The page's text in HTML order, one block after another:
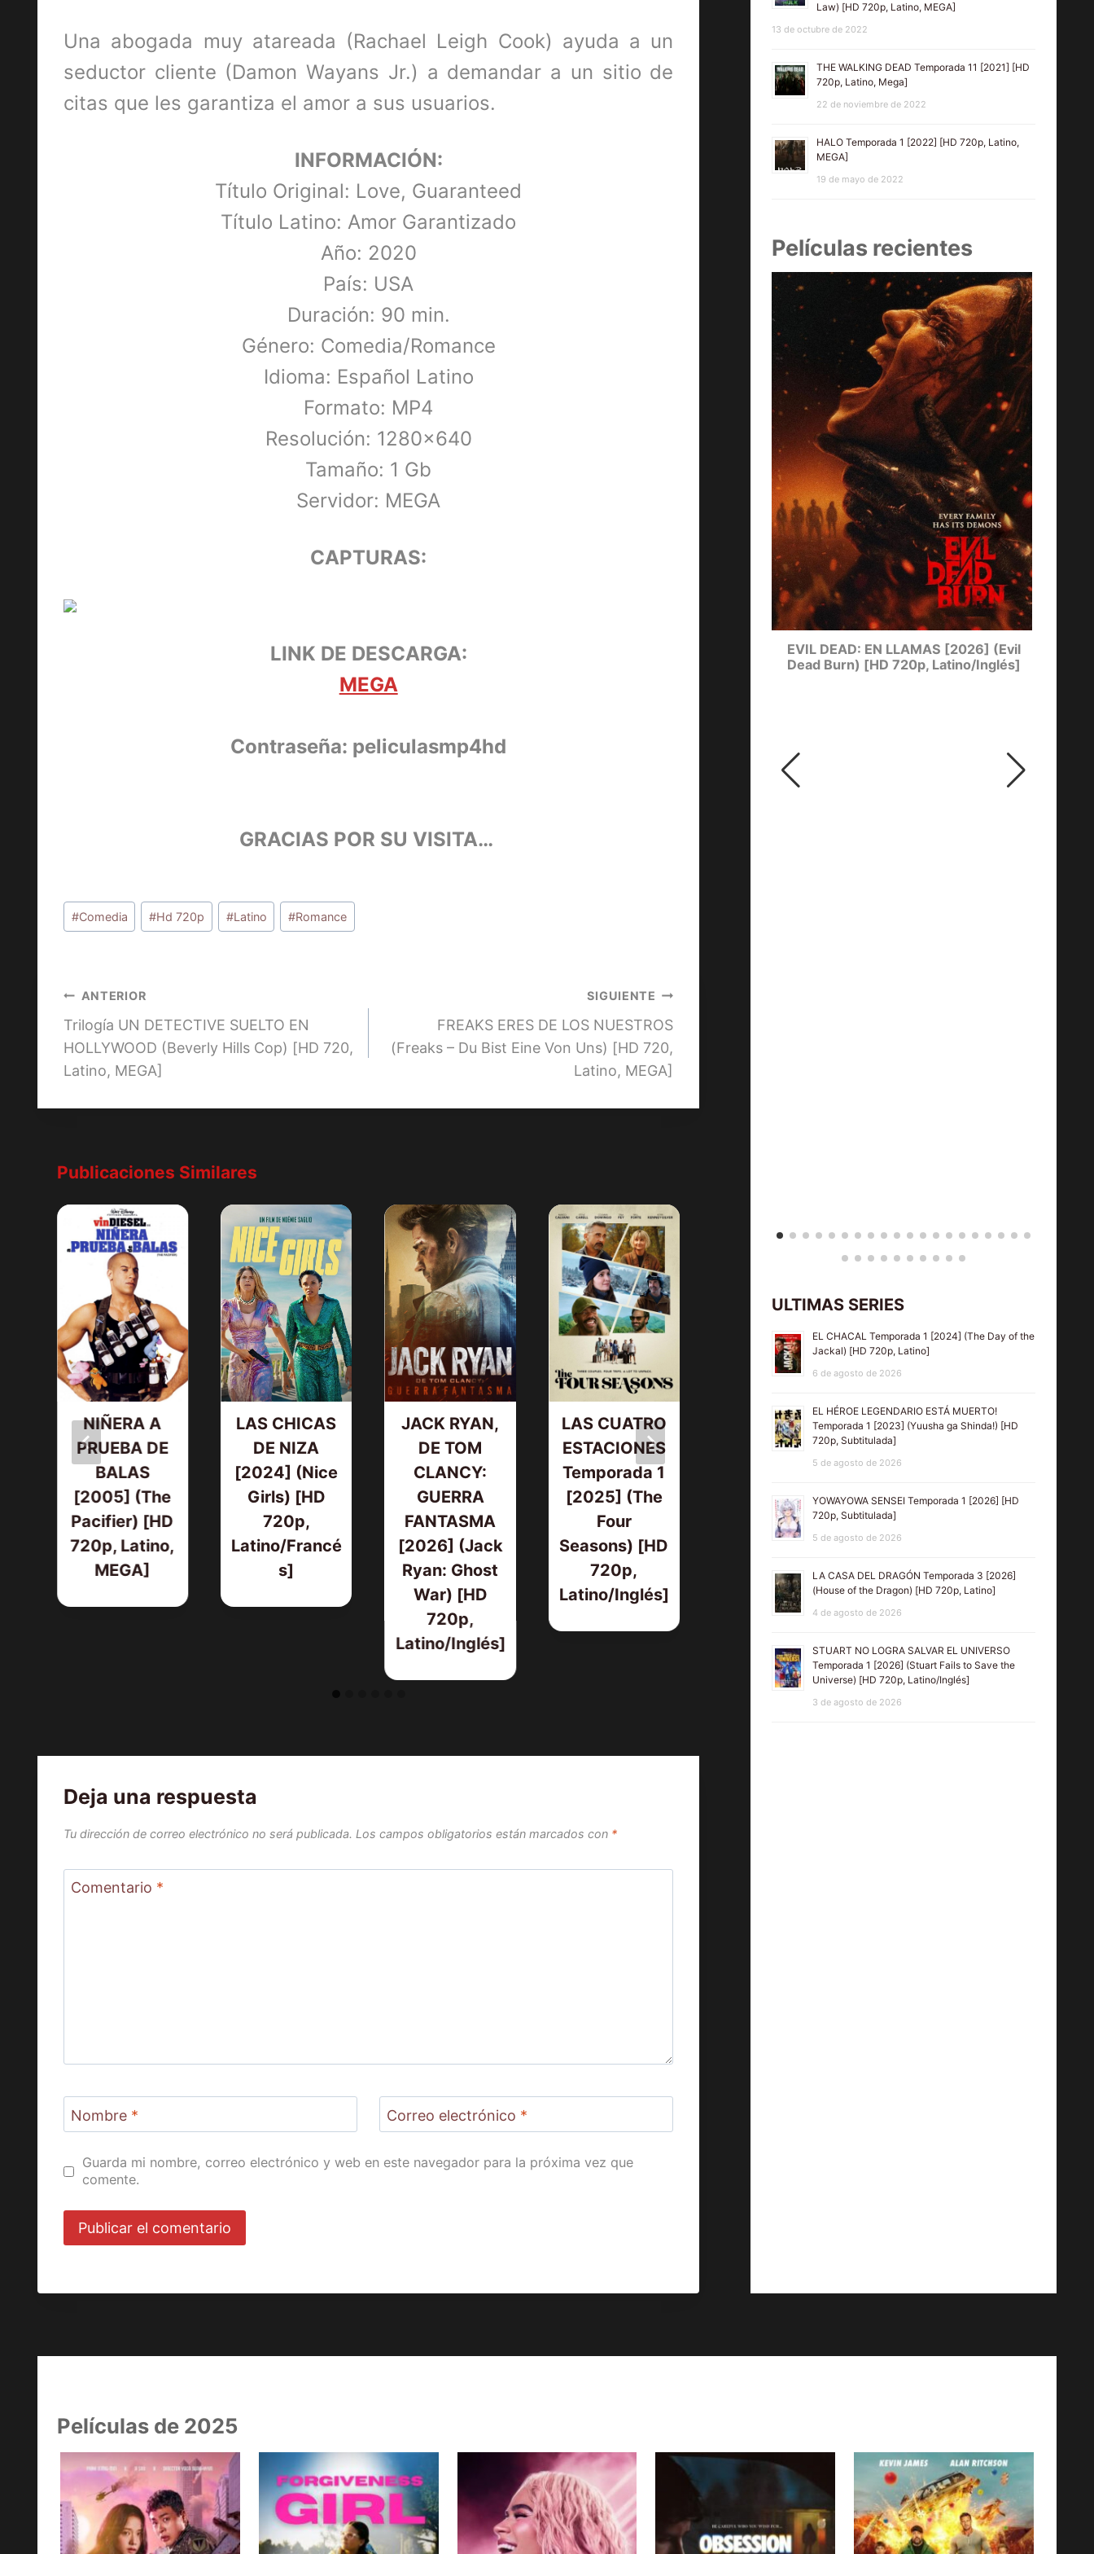
Una abogada muy atareada (Rachael Leigh Cook) ayuda a un
seductor cliente (Damon Wayans Jr.) a demandar a un sitio de
citas que les garantiza el amor a sus usuarios.
INFORMACIÓN:
Título Original: Love, Guaranteed
Título Latino: Amor Garantizado
Año: 2020
País: USA
Duración: 90 min.
Género: Comedia/Romance
Idioma: Español Latino
Formato: MP4
Resolución: 1280×640
Tamaño: 1 Gb
Servidor: MEGA
CAPTURAS:
LINK DE DESCARGA:
MEGA
Contraseña: peliculasmp4hd
GRACIAS POR SU VISITA…
Etiquetas
de
#Comedia #Hd 720p #Latino #Romance
Navegación
de
entradas
ANTERIOR
Trilogía UN DETECTIVE SUELTO EN
HOLLYWOOD (Beverly Hills Cop) [HD 720,
Latino, MEGA]
SIGUIENTE
FREAKS ERES DE LOS NUESTROS
(Freaks – Du Bist Eine Von Uns) [HD 720,
Latino, MEGA]
Publicaciones Similares
NIÑERA A
PRUEBA DE
BALAS
[2005] (The
Pacifier) [HD
720p, Latino,
MEGA]
LAS CHICAS
DE NIZA
[2024] (Nice
Girls) [HD
720p,
Latino/Francé
s]
JACK RYAN,
DE TOM
CLANCY:
GUERRA
FANTASMA
[2026] (Jack
Ryan: Ghost
War) [HD
720p,
Latino/Inglés]
LAS CUATRO
ESTACIONES
Temporada 1
[2025] (The
Four
Seasons) [HD
720p,
Latino/Inglés]
¡NOP! [2022]
(Nope) [HD
720p, Latino,
MEGA]
(All Because
MEGA]
Deja una respuesta
Tu dirección de correo electrónico no será publicada. Los campos obligatorios están marcados con *
Comentario *
Nombre * Correo electrónico *
Guarda mi nombre, correo electrónico y web en este navegador para la próxima vez que
comente.
Law) [HD 720p, Latino, MEGA]
13 de octubre de 2022
THE WALKING DEAD Temporada 11 [2021] [HD
720p, Latino, Mega]
22 de noviembre de 2022
HALO Temporada 1 [2022] [HD 720p, Latino,
MEGA]
19 de mayo de 2022
Películas recientes
EVIL DEAD: EN LLAMAS [2026] (Evil
Dead Burn) [HD 720p, Latino/Inglés]
ULTIMAS SERIES
EL CHACAL Temporada 1 [2024] (The Day of the
Jackal) [HD 720p, Latino]
6 de agosto de 2026
EL HÉROE LEGENDARIO ESTÁ MUERTO!
Temporada 1 [2023] (Yuusha ga Shinda!) [HD
720p, Subtitulada]
5 de agosto de 2026
YOWAYOWA SENSEI Temporada 1 [2026] [HD
720p, Subtitulada]
5 de agosto de 2026
LA CASA DEL DRAGÓN Temporada 3 [2026]
(House of the Dragon) [HD 720p, Latino]
4 de agosto de 2026
STUART NO LOGRA SALVAR EL UNIVERSO
Temporada 1 [2026] (Stuart Fails to Save the
Universe) [HD 720p, Latino/Inglés]
3 de agosto de 2026
Películas de 2025